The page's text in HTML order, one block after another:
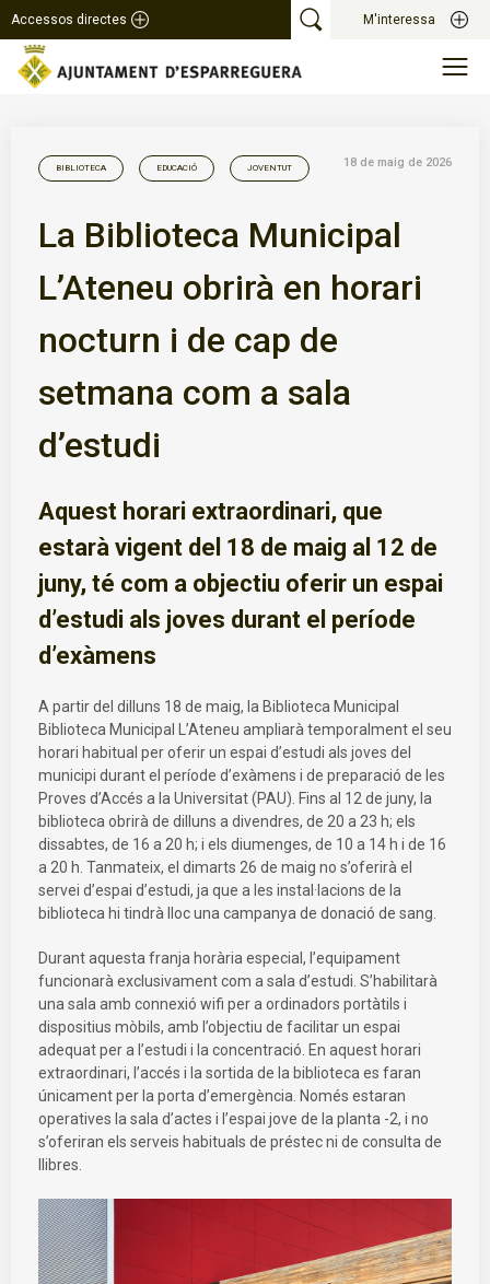
Accessos directes M'interessa
BIBLIOTECA EDUCACIÓ JOVENTUT 18 de maig de 2026
La Biblioteca Municipal
L’Ateneu obrirà en horari
nocturn i de cap de
setmana com a sala
d’estudi
Aquest horari extraordinari, que
estarà vigent del 18 de maig al 12 de
juny, té com a objectiu oferir un espai
d’estudi als joves durant el període
d’exàmens
A partir del dilluns 18 de maig, la Biblioteca Municipal
Biblioteca Municipal L’Ateneu ampliarà temporalment el seu
horari habitual per oferir un espai d’estudi als joves del
municipi durant el període d’exàmens i de preparació de les
Proves d’Accés a la Universitat (PAU). Fins al 12 de juny, la
biblioteca obrirà de dilluns a divendres, de 20 a 23 h; els
dissabtes, de 16 a 20 h; i els diumenges, de 10 a 14 h i de 16
a 20 h. Tanmateix, el dimarts 26 de maig no s’oferirà el
servei d’espai d’estudi, ja que a les instal·lacions de la
biblioteca hi tindrà lloc una campanya de donació de sang.
Durant aquesta franja horària especial, l’equipament
funcionarà exclusivament com a sala d’estudi. S’habilitarà
una sala amb connexió wifi per a ordinadors portàtils i
dispositius mòbils, amb l’objectiu de facilitar un espai
adequat per a l’estudi i la concentració. En aquest horari
extraordinari, l’accés i la sortida de la biblioteca es faran
únicament per la porta d’emergència. Només estaran
operatives la sala d’actes i l’espai jove de la planta -2, i no
s’oferiran els serveis habituals de préstec ni de consulta de
llibres.